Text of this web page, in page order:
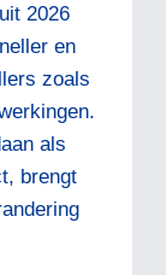
2026
en
zoals
als
brengt